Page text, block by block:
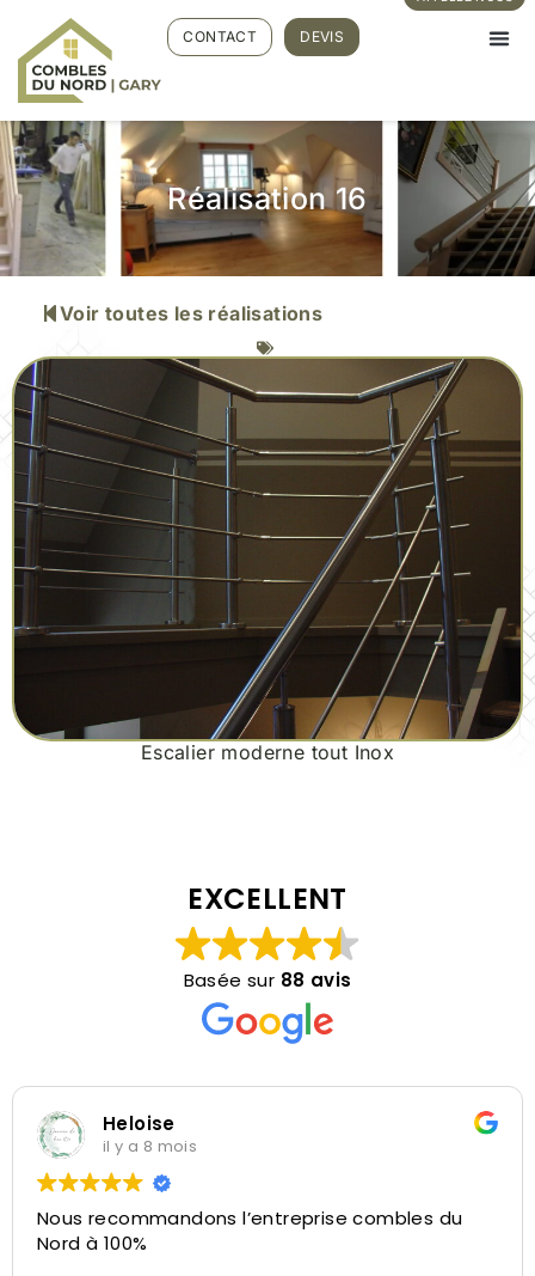
CONTACT DEVIS
Réalisation 16
Voir toutes les réalisations
Escalier moderne tout Inox
EXCELLENT
Basée sur 88 avis
Heloise
il y a 8 mois
Nous recommandons l’entreprise combles du
Nord à 100%